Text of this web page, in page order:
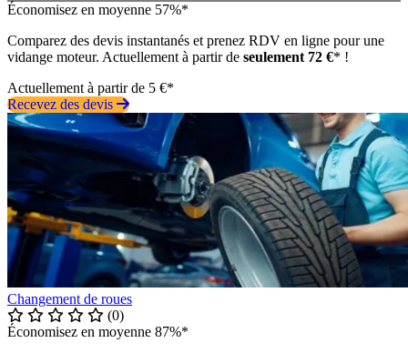
Économisez en moyenne 57%*
Comparez des devis instantanés et prenez RDV en ligne pour une
vidange moteur. Actuellement à partir de seulement 72 €* !
Actuellement à partir de 5 €*
Recevez des devis
Changement de roues
(0)
Économisez en moyenne 87%*